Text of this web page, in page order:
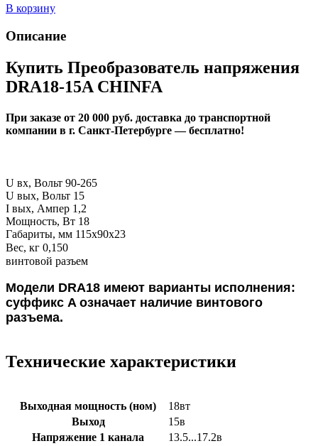
В корзину
Описание
Купить Преобразователь напряжения
DRA18-15A CHINFA
При заказе от 20 000 руб. доставка до транспортной
компании в г. Санкт-Петербурге — бесплатно!
U вх, Вольт 90-265
U вых, Вольт 15
I вых, Ампер 1,2
Мощность, Вт 18
Габариты, мм 115х90х23
Вес, кг 0,150
винтовой разъем
Модели DRA18 имеют варианты исполнения:
суффикс A означает наличие винтового
разъема.
Технические характеристики
Выходная мощность (ном)
18вт
Выход
15в
Напряжение 1 канала
13.5...17.2в